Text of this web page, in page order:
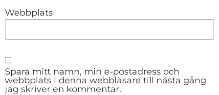
Webbplats
Spara mitt namn, min e-postadress och
webbplats i denna webbläsare till nästa gång
jag skriver en kommentar.